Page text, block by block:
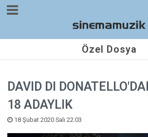
Özel Dosya
DAVID DI
18 ADAYLIK
18 Şubat 2020 Salı 22:03